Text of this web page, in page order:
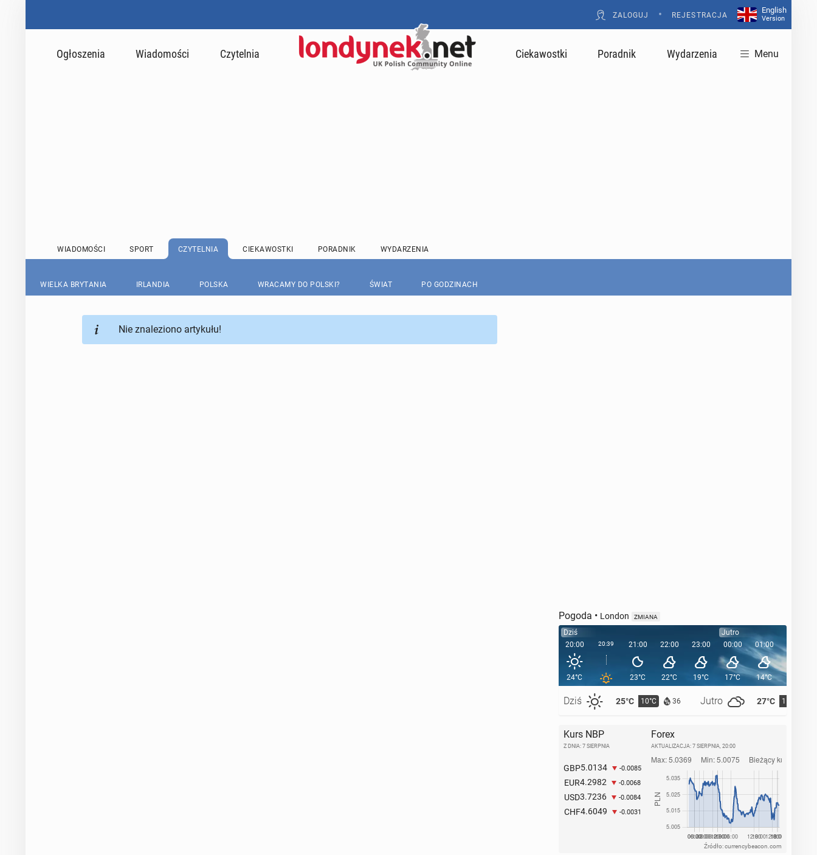
ZALOGUJ • REJESTRACJA
English
Version
Ogłoszenia Wiadomości Czytelnia Ciekawostki Poradnik Wydarzenia Menu
WIADOMOŚCI SPORT CZYTELNIA CIEKAWOSTKI PORADNIK WYDARZENIA
WIELKA BRYTANIA IRLANDIA POLSKA WRACAMY DO POLSKI? ŚWIAT PO GODZINACH
Nie znaleziono artykułu!
Pogoda • London ZMIANA
Dziś
20:00
24°C
Dziś 25°C 10°C 36 Jutro 27°C 11°C
20:39 21:00
23°C
22:00
22°C
23:00
19°C
Jutro
00:00
17°C
01:00
14°C
02:00
Kurs NBP
Z DNIA: 7 SIERPNIA
GBP5.0134 -0.0085
EUR4.2982 -0.0068
USD3.7236 -0.0084
CHF4.6049 -0.0031
Forex
AKTUALIZACJA: 7 SIERPNIA, 20:00
Źródło: currencybeacon.com